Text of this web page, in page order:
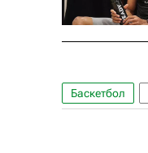
Баскетбол